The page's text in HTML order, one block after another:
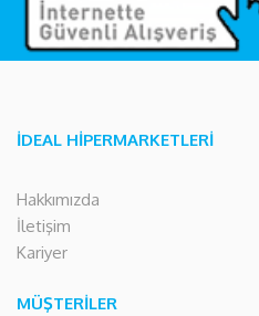
İDEAL HİPERMARKETLERİ
Hakkımızda
İletişim
Kariyer
MÜŞTERİLER